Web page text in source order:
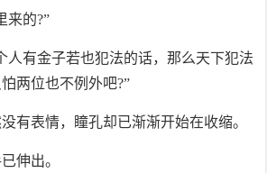
来的?”
人有金子若也犯法的话，那么天下犯法
两位也不例外吧?”
有表情，瞳孔却已渐渐开始在收缩。
伸出。